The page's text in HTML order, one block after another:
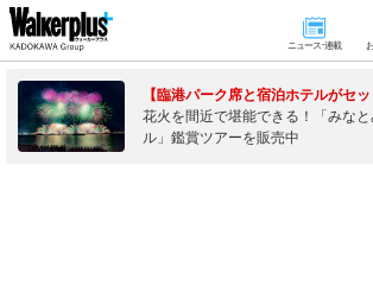
ニュース･連載
【臨港パーク席と宿泊ホテルがセッ
花火を間近で堪能できる！「みな
ル」鑑賞ツアーを販売中